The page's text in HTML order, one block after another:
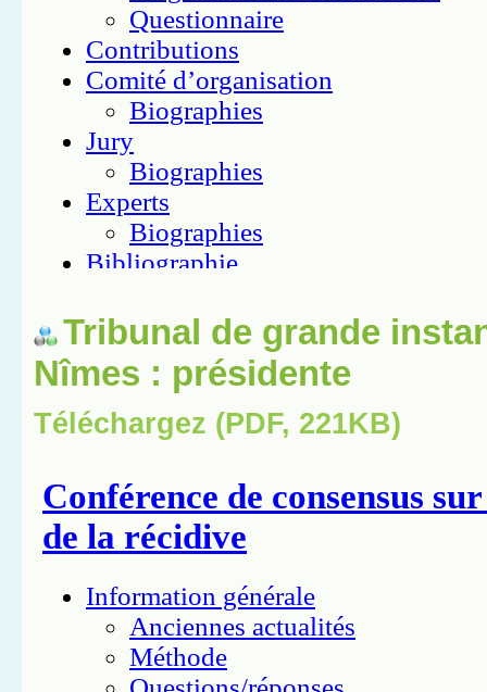
Tribunal de grande
Nîmes : présidente
Téléchargez (PDF, 221KB)